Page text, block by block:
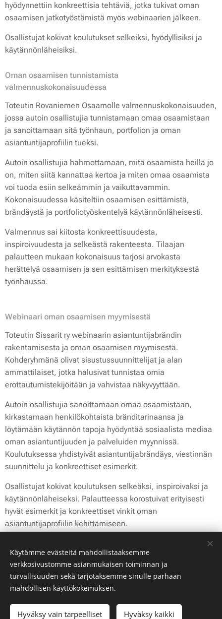
hyödynnettiin konkreettisia tehtäviä, jotka tukivat oman
osaamisen jatkotyöstämistä myös webinaarien jälkeen.
Osallistujat kokivat koulutukset selkeiksi, hyödyllisiksi ja
käytännönläheisiksi.
Oman osaamisen tunnistamista
valmennuskokonaisuudessa
Toteutin Rovaniemen Osaamolle valmennuskokonaisuuden,
jossa autoin osallistujia tunnistamaan omaa osaamistaan
ja sanoittamaan sitä työnhaun, portfolion ja oman
asiantuntijaprofiilin tueksi.
Autoin osallistujia hahmottamaan, mitä osaamista heillä jo
on, miten siitä kannattaa kertoa ja miten omaa osaamista
voi tuoda esiin selkeämmin ja vaikuttavammin.
Kokonaisuudessa käsiteltiin osaamisen esittämistä,
brändäystä ja portfoliotyöskentelyä käytännönläheisesti.
Valmennus sai kiitosta konkreettisuudesta,
inspiroivuudesta ja selkeästä rakenteesta. Tilaajan
palautteen mukaan kokonaisuus tarjosi arvokasta
herättelyä osaamisen ja sen esittämisen merkityksestä
työnhaussa.
Webinaari oman osaamisen myymisestä
Toteutin Sissarit ry webinaarin asiantuntijabrändin
rakentamisesta ja oman osaamisen myymisestä.
Kohderyhmänä olivat sisustussuunnittelijat ja alan
ammattilaiset, jotka halusivat tunnistaa omia
erottautumistekijöitään ja vahvistaa näkyvyyttään.
Autoin osallistujia sanoittamaan omaa osaamistaan,
kirkastamaan henkilökohtaista bränditarinaansa ja
löytämään käytännön tapoja hyödyntää sosiaalista mediaa
oman asiantuntijuuden ja palveluiden myynnissä.
Koulutuksessa yhdistyivät asiantuntijabrändäys, viestinnän
suunnittelu ja konkreettiset esimerkit.
Osallistujat kokivat koulutuksen selkeäksi, inspiroivaksi ja
käytännönläheiseksi. Palautteessa korostuivat erityisesti
hyvät esimerkit ja konkreettiset vinkit oman
asiantuntijaprofiilin kehittämiseen.
© Muutostoimisto Kuohu, 2026 Evästeet
Käytämme evästeitä mahdollistaaksemme
verkkosivustomme asianmukaisen toiminnan ja
turvallisuuden sekä tarjotaksemme sinulle parhaan
mahdollisen käyttökokemuksen.
Hyväksy vain tarpeelliset Hyväksy kaikki